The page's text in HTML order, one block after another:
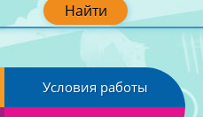
Найти
Условия работы